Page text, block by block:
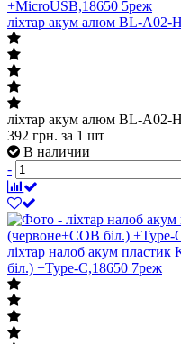
ліхтар акум алюм BL-A02-
ліхтар акум алюм BL-A02-
392 грн. за 1 шт
В наличии
-
ліхтар налоб акум
біл.) +Type-C,18650 7реж